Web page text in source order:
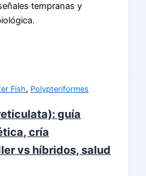
tempranas y
Fish, Polypteriformes
guía
cría
vs híbridos, salud